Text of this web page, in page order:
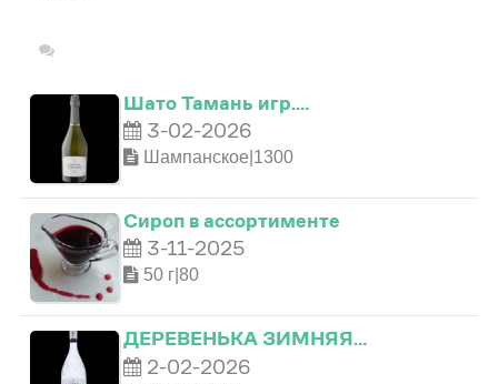
Шато Тамань игр.…
3-02-2026
Шампанское|1300
Сироп в ассортименте
3-11-2025
50 г|80
ДЕРЕВЕНЬКА ЗИМНЯЯ…
2-02-2026
1